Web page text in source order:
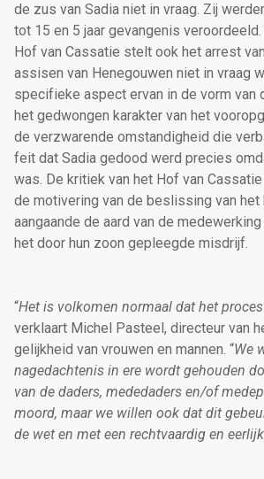
de zus van Sadia niet in vraag. Zij
tot 15 en 5 jaar gevangenis
Hof van Cassatie stelt ook het arrest
assisen van Henegouwen niet in vraag
specifieke aspect ervan in de vorm van
het gedwongen karakter van het
de verzwarende omstandigheid die
feit dat Sadia gedood werd precies
was. De kritiek van het Hof van
de motivering van de beslissing van
aangaande de aard van de
het door hun zoon gepleegde misdrijf.
“Het is volkomen normaal dat het
verklaart Michel Pasteel, directeur van
gelijkheid van vrouwen en mannen. “We
nagedachtenis in ere wordt gehouden
van de daders, mededaders en/of
moord, maar we willen ook dat dit
de wet en met een rechtvaardig en